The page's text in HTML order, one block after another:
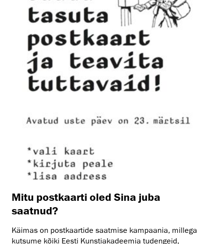
Mitu postkaarti oled Sina juba
saatnud?
Käimas on postkaartide saatmise kampaania, millega
kutsume kõiki Eesti Kunstiakadeemia tudengeid,